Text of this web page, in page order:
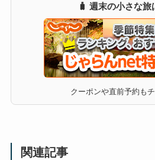
🧳 週末の小さな旅
クーポンや直前予約も
関連記事